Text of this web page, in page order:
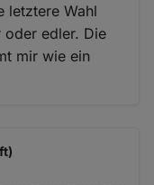
letztere Wahl
oder edler. Die
mir wie ein